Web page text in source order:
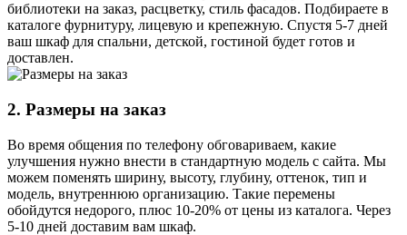
библиотеки на заказ, расцветку, стиль фасадов. Подбираете в
каталоге фурнитуру, лицевую и крепежную. Спустя 5-7 дней
ваш шкаф для спальни, детской, гостиной будет готов и
доставлен.
2. Размеры на заказ
Во время общения по телефону обговариваем, какие
улучшения нужно внести в стандартную модель с сайта. Мы
можем поменять ширину, высоту, глубину, оттенок, тип и
модель, внутреннюю организацию. Такие перемены
обойдутся недорого, плюс 10-20% от цены из каталога. Через
5-10 дней доставим вам шкаф.